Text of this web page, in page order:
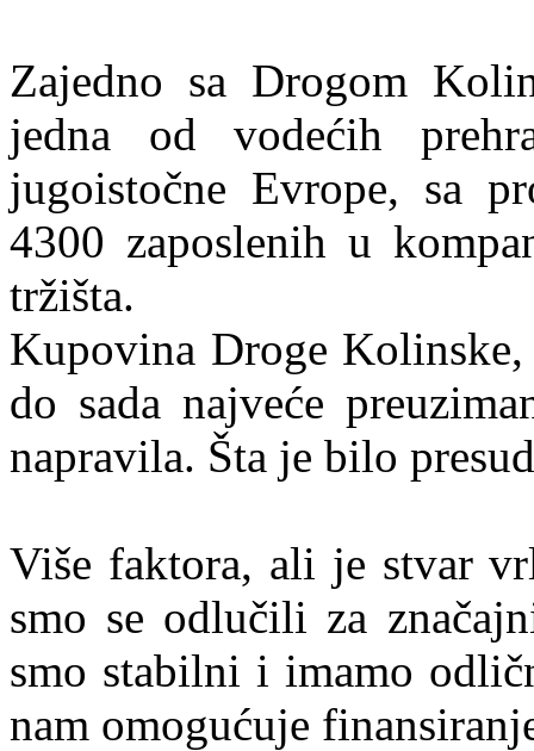
Zajedno sa Drogom
jedna od vodećih
jugoistočne Evrope, sa
4300 zaposlenih u
tržišta.
Kupovina Droge
do sada najveće
napravila. Šta je bilo
Više faktora, ali je stvar
smo se odlučili za
smo stabilni i imamo
nam omogućuje